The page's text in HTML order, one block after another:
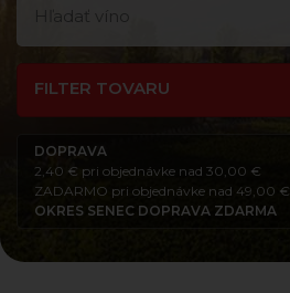
FILTER TOVARU
DOPRAVA
2,40 € pri objednávke nad 30,00 €
ZADARMO pri objednávke nad 49,00 €
OKRES SENEC DOPRAVA ZDARMA